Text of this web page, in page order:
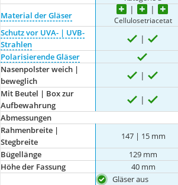
Material der Gläser Cellulosetriacetat
Schutz vor UVA- | UVB-
Strahlen
Polarisierende Gläser
Nasenpolster weich |
beweglich
Mit Beutel | Box zur
Aufbewahrung
Abmessungen
Rahmenbreite |
Stegbreite
147 | 15 mm
Bügellänge
129 mm
Höhe der Fassung
40 mm
Gläser aus